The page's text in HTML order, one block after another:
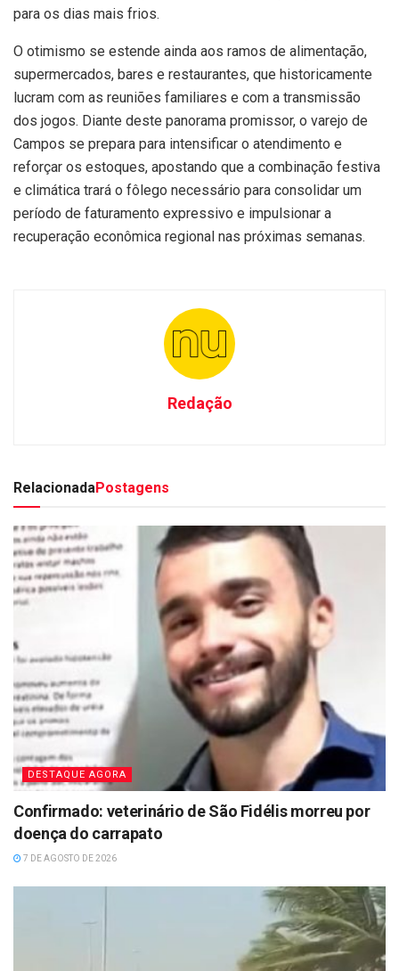
para os dias mais frios.
O otimismo se estende ainda aos ramos de alimentação,
supermercados, bares e restaurantes, que historicamente
lucram com as reuniões familiares e com a transmissão
dos jogos. Diante deste panorama promissor, o varejo de
Campos se prepara para intensificar o atendimento e
reforçar os estoques, apostando que a combinação festiva
e climática trará o fôlego necessário para consolidar um
período de faturamento expressivo e impulsionar a
recuperação econômica regional nas próximas semanas.
Redação
RelacionadaPostagens
DESTAQUE AGORA
Confirmado: veterinário de São Fidélis morreu por
doença do carrapato
7 DE AGOSTO DE 2026